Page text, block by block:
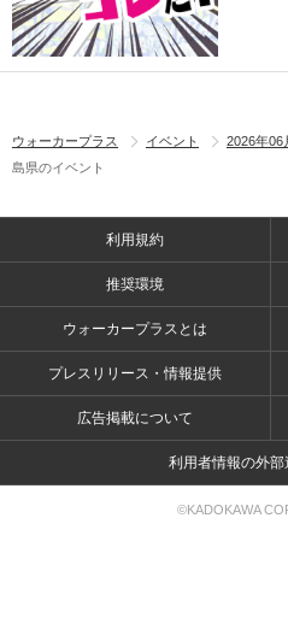
ウォーカープラス イベント 2026年06
島県のイベント
利用規約
推奨環境
ウォーカープラスとは
プレスリリース・情報提供
広告掲載について
利用者情報の外
©KADOKAWA